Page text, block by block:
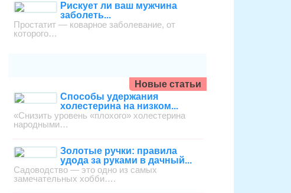
Рискует ли ваш мужчина
заболеть...
Простатит — коварное заболевание, от
которого…
Новые статьи
Способы удержания
холестерина на низком...
«Снизить уровень «плохого» холестерина
народными…
Золотые ручки: правила
удода за руками в дачный...
Садоводство — это одно из самых
замечательных хобби….